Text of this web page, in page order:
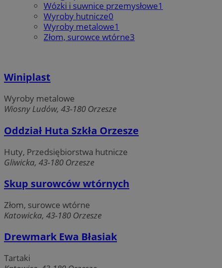
Wózki i suwnice przemysłowe1
Wyroby hutnicze0
Wyroby metalowe1
Złom, surowce wtórne3
Winiplast
Wyroby metalowe
Wiosny Ludów, 43-180 Orzesze
Oddział Huta Szkła Orzesze
Huty, Przedsiębiorstwa hutnicze
Gliwicka, 43-180 Orzesze
Skup surowców wtórnych
Złom, surowce wtórne
Katowicka, 43-180 Orzesze
Drewmark Ewa Błasiak
Tartaki